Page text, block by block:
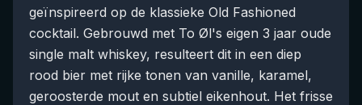
geïnspireerd op de klassieke Old Fashioned
cocktail. Gebrouwd met To Øl's eigen 3 jaar oude
single malt whiskey, resulteert dit in een diep
rood bier met rijke tonen van vanille, karamel,
geroosterde mout en subtiel eikenhout. Het frisse